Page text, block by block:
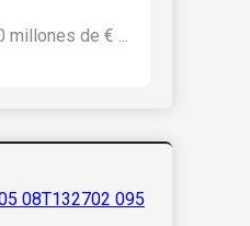
de € ...